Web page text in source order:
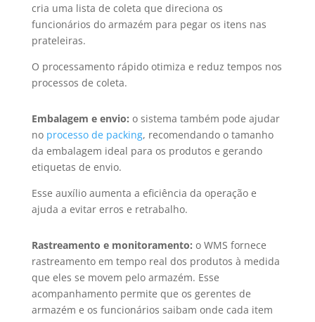
cria uma lista de coleta que direciona os
funcionários do armazém para pegar os itens nas
prateleiras.
O processamento rápido otimiza e reduz tempos nos
processos de coleta.
Embalagem e envio: o sistema também pode ajudar
no processo de packing, recomendando o tamanho
da embalagem ideal para os produtos e gerando
etiquetas de envio.
Esse auxílio aumenta a eficiência da operação e
ajuda a evitar erros e retrabalho.
Rastreamento e monitoramento: o WMS fornece
rastreamento em tempo real dos produtos à medida
que eles se movem pelo armazém. Esse
acompanhamento permite que os gerentes de
armazém e os funcionários saibam onde cada item